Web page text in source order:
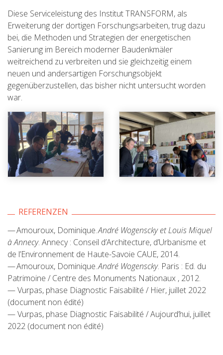
Diese Serviceleistung des Institut TRANSFORM, als
Erweiterung der dortigen Forschungsarbeiten, trug dazu
bei, die Methoden und Strategien der energetischen
Sanierung im Bereich moderner Baudenkmäler
weitreichend zu verbreiten und sie gleichzeitig einem
neuen und andersartigen Forschungsobjekt
gegenüberzustellen, das bisher nicht untersucht worden
war.
REFERENZEN
— Amouroux, Dominique.André Wogenscky et Louis Miquel
à Annecy. Annecy : Conseil d’Architecture, d’Urbanisme et
de l’Environnement de Haute-Savoie CAUE, 2014.
— Amouroux, Dominique.André Wogenscky. Paris : Ed. du
Patrimoine / Centre des Monuments Nationaux , 2012.
— Vurpas, phase Diagnostic Faisabilité / Hier, juillet 2022
(document non édité)
— Vurpas, phase Diagnostic Faisabilité / Aujourd’hui, juillet
2022 (document non édité)